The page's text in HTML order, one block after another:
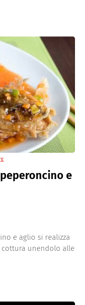
e
e aglio si realizza
unendolo alle